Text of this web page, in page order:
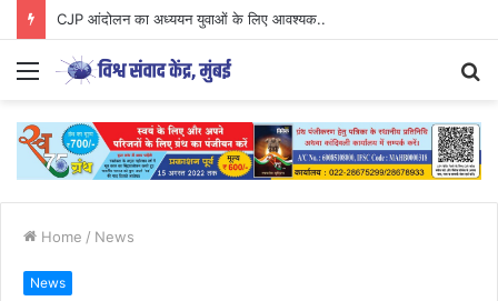
CJP आंदोलन का अध्ययन युवाओं के लिए आवश्यक..
Menu
Home / News
News